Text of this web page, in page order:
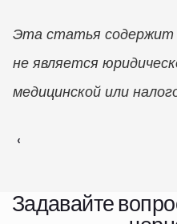
Эта статья
не является
медицинской или
‹
Задавайте